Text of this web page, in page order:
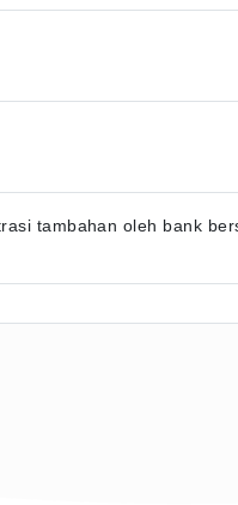
tambahan oleh bank